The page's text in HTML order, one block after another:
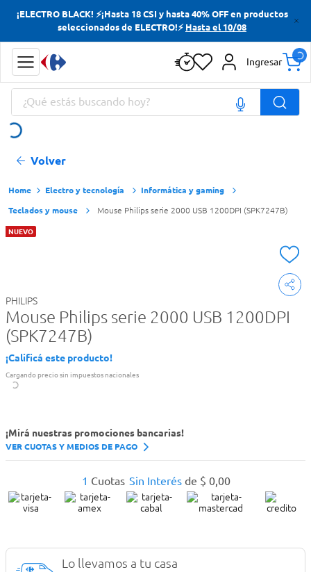
¡ELECTRO BLACK! ⚡¡Hasta 18 CSI y hasta 40% OFF en productos
seleccionados de ELECTRO!⚡ Hasta el 10/08
Ingresar
¿Qué estás buscando hoy?
Volver
Electro y tecnología
Informática y gaming
Teclados y mouse
Mouse Philips serie 2000 USB 1200DPI (SPK7247B)
NUEVO
PHILIPS
Mouse Philips serie 2000 USB 1200DPI
(SPK7247B)
¡Calificá este producto!
Cargando precio sin impuestos nacionales
¡Mirá nuestras promociones bancarias!
VER CUOTAS Y MEDIOS DE PAGO
1 Cuotas Sin Interés de $ 0,00
Lo llevamos a tu casa
Términos más buscados
Yerba
Cerveza
Doves
Jabon Tocador
Términos más buscados
Yerba
Cerveza
Doves
Jabon Tocador